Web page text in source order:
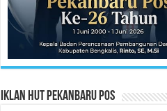
Iklan HUT Pekanbaru Pos